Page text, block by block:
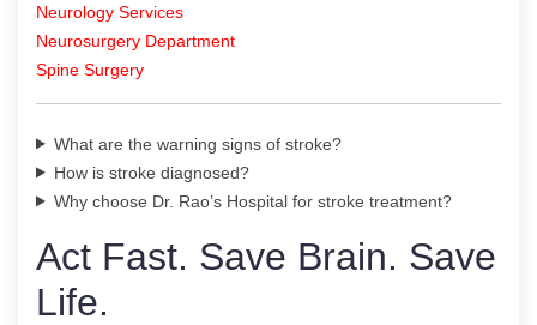
Neurology Services
Neurosurgery Department
Spine Surgery
What are the warning signs of stroke?
How is stroke diagnosed?
Why choose Dr. Rao’s Hospital for stroke treatment?
Act Fast. Save Brain. Save
Life.